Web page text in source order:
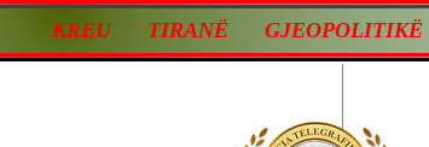
KREU TIRANË GJEOPOLITIKË